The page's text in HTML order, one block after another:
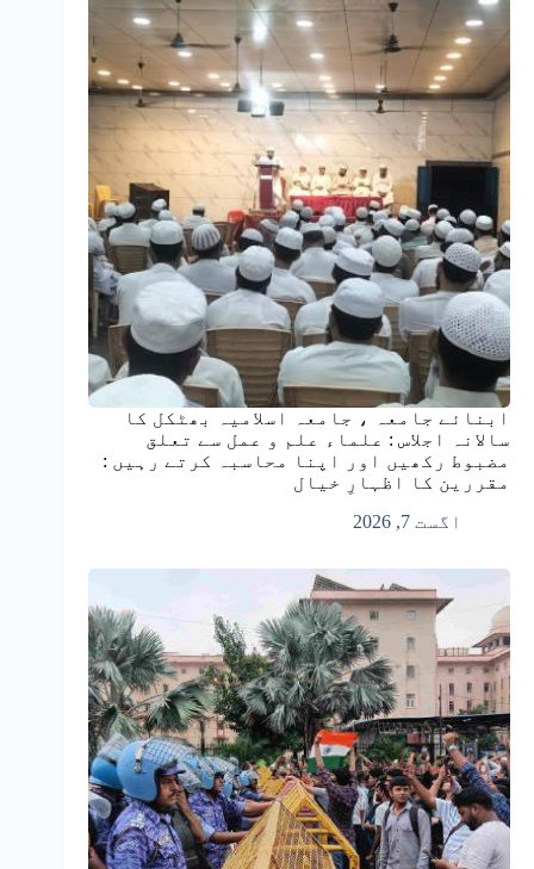
ابنائے جامعہ ، جامعہ اسلامیہ بھٹکل کا
سالانہ اجلاس : علماء علم و عمل سے تعلق
مضبوط رکھیں اور اپنا محاسبہ کرتے رہیں :
مقررین کا اظہارِ خیال
اگست 7, 2026